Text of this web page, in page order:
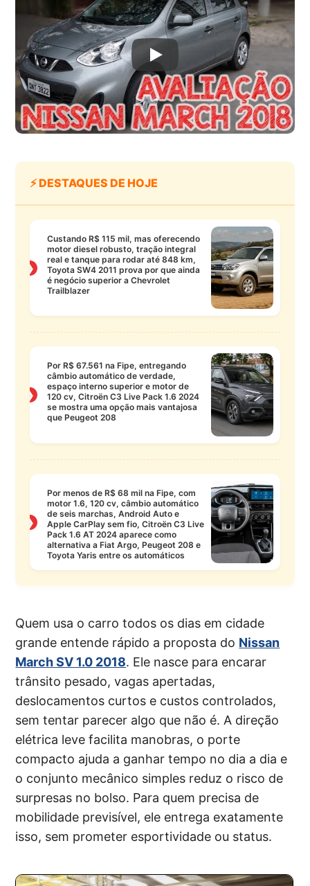
⚡ DESTAQUES DE HOJE
❯
Custando R$ 115 mil, mas oferecendo
motor diesel robusto, tração integral
real e tanque para rodar até 848 km,
Toyota SW4 2011 prova por que ainda
é negócio superior a Chevrolet
Trailblazer
❯
Por R$ 67.561 na Fipe, entregando
câmbio automático de verdade,
espaço interno superior e motor de
120 cv, Citroën C3 Live Pack 1.6 2024
se mostra uma opção mais vantajosa
que Peugeot 208
❯
Por menos de R$ 68 mil na Fipe, com
motor 1.6, 120 cv, câmbio automático
de seis marchas, Android Auto e
Apple CarPlay sem fio, Citroën C3 Live
Pack 1.6 AT 2024 aparece como
alternativa a Fiat Argo, Peugeot 208 e
Toyota Yaris entre os automáticos
Quem usa o carro todos os dias em cidade
grande entende rápido a proposta do Nissan
March SV 1.0 2018. Ele nasce para encarar
trânsito pesado, vagas apertadas,
deslocamentos curtos e custos controlados,
sem tentar parecer algo que não é. A direção
elétrica leve facilita manobras, o porte
compacto ajuda a ganhar tempo no dia a dia e
o conjunto mecânico simples reduz o risco de
surpresas no bolso. Para quem precisa de
mobilidade previsível, ele entrega exatamente
isso, sem prometer esportividade ou status.